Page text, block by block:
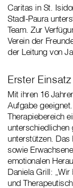
Caritas in St.
Stadl-Paura
Team. Zur
Verein der
der Leitung von
Erster
Mit ihren 16
Aufgabe
Therapiebereich
unterschiedlichen
unterstützen.
sowie
emotionalen
Daniela Grill:
und